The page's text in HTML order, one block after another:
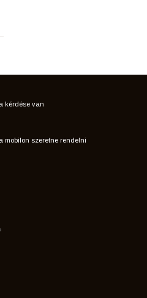
kérdése van
mobilon szeretne rendelni